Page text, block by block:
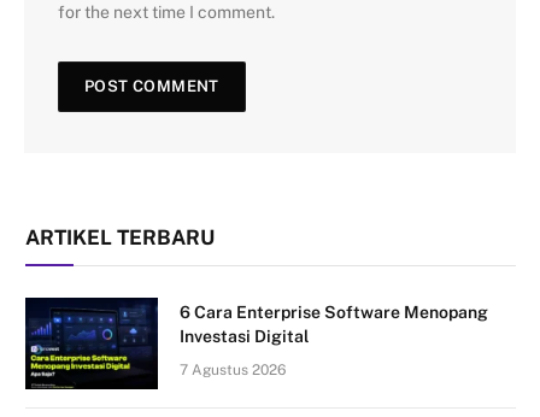
for the next time I comment.
ARTIKEL TERBARU
6 Cara Enterprise Software Menopang
Investasi Digital
7 Agustus 2026